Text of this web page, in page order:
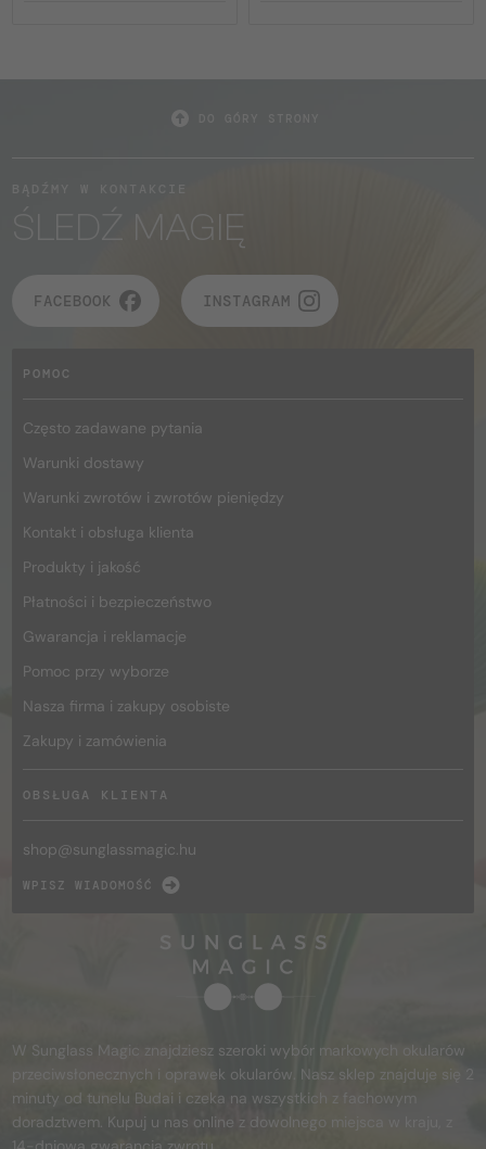
ŚLEDŹ MAGIĘ
FACEBOOK INSTAGRAM
POMOC
Często zadawane pytania
Warunki dostawy
Warunki zwrotów i zwrotów pieniędzy
Kontakt i obsługa klienta
Produkty i jakość
Płatności i bezpieczeństwo
Gwarancja i reklamacje
Pomoc przy wyborze
Nasza firma i zakupy osobiste
Zakupy i zamówienia
OBSŁUGA KLIENTA
shop@sunglassmagic.hu
WPISZ WIADOMOŚĆ
W Sunglass Magic znajdziesz szeroki wybór markowych okularów
przeciwsłonecznych i oprawek okularów. Nasz sklep znajduje się 2
minuty od tunelu Budai i czeka na wszystkich z fachowym
doradztwem. Kupuj u nas online z dowolnego miejsca w kraju, z